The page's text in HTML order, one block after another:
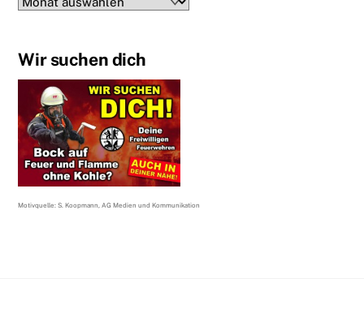
Wir suchen dich
Motivquelle: S. Koopmann, AG Medien und Kommunikation